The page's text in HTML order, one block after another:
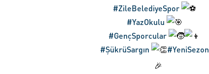
#ZileBelediyeSpor
#YazOkulu
#GençSporcular
#ŞükrüSargın
#YeniSezon